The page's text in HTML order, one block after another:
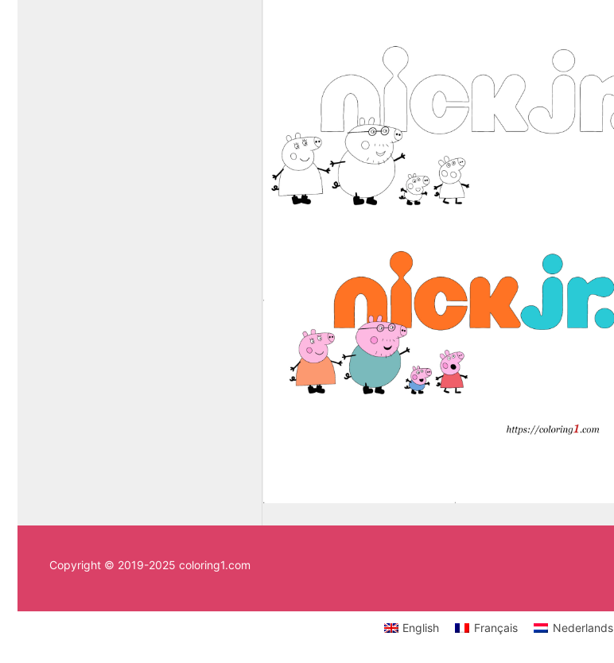
Copyright © 2019-2025 coloring1.com
English Français Nederlands